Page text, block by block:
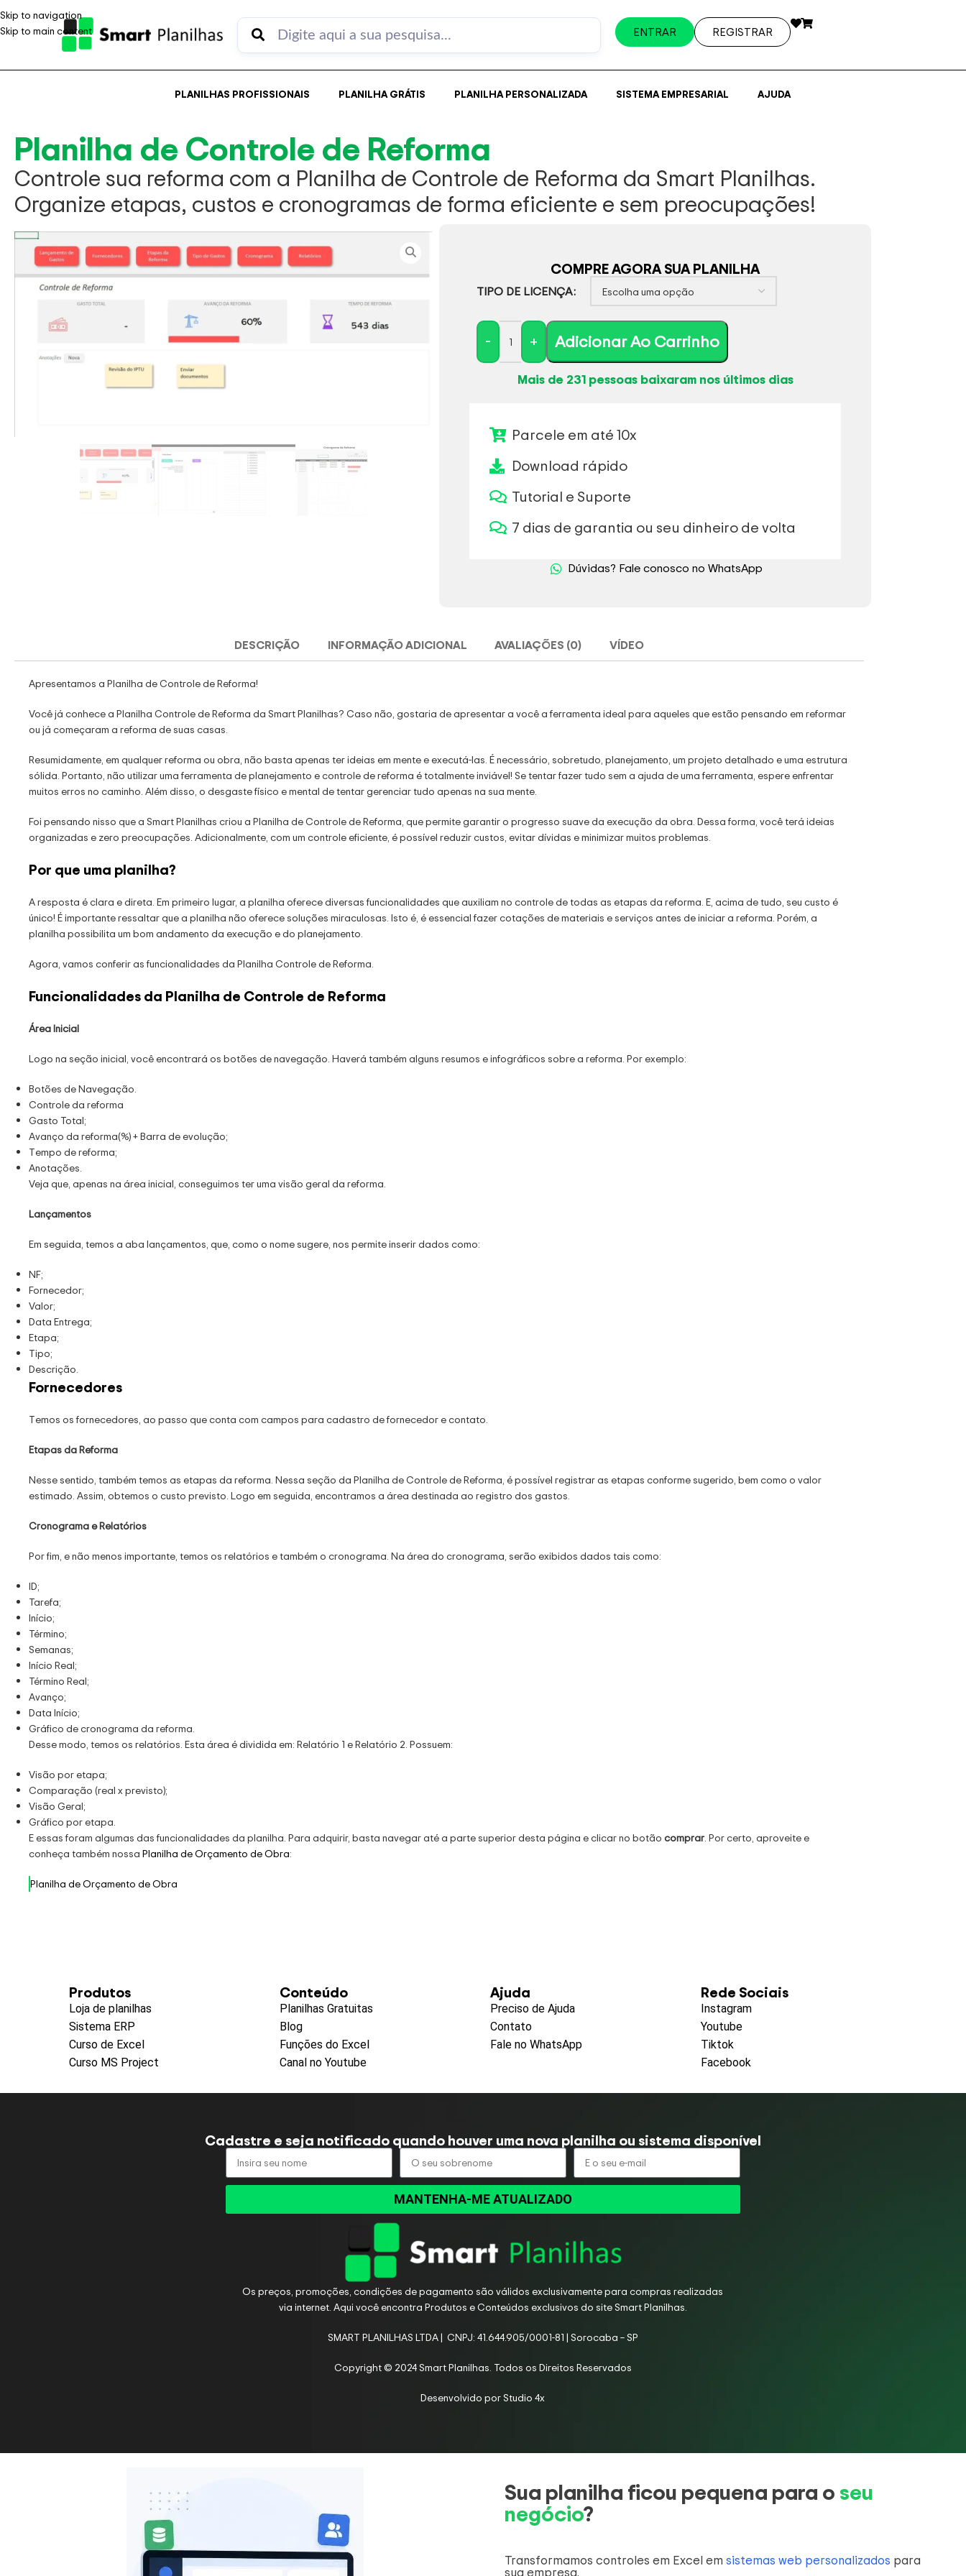
Skip to navigation
Skip to main content
ENTRAR REGISTRAR
PLANILHAS PROFISSIONAIS PLANILHA GRÁTIS PLANILHA PERSONALIZADA SISTEMA EMPRESARIAL AJUDA
Planilha de Controle de Reforma
Controle sua reforma com a Planilha de Controle de Reforma da Smart Planilhas.
Organize etapas, custos e cronogramas de forma eficiente e sem preocupações!
COMPRE AGORA SUA PLANILHA
TIPO DE LICENÇA
- + Adicionar Ao Carrinho
Mais de 231 pessoas baixaram nos últimos dias
Parcele em até 10x
Download rápido
Tutorial e Suporte
7 dias de garantia ou seu dinheiro de volta
Dúvidas? Fale conosco no WhatsApp
DESCRIÇÃO INFORMAÇÃO ADICIONAL AVALIAÇÕES (0) VÍDEO
Apresentamos a Planilha de Controle de Reforma!
Você já conhece a Planilha Controle de Reforma da Smart Planilhas? Caso não, gostaria de apresentar a você a ferramenta ideal para aqueles que estão pensando em reformar
ou já começaram a reforma de suas casas.
Resumidamente, em qualquer reforma ou obra, não basta apenas ter ideias em mente e executá-las. É necessário, sobretudo, planejamento, um projeto detalhado e uma estrutura
sólida. Portanto, não utilizar uma ferramenta de planejamento e controle de reforma é totalmente inviável! Se tentar fazer tudo sem a ajuda de uma ferramenta, espere enfrentar
muitos erros no caminho. Além disso, o desgaste físico e mental de tentar gerenciar tudo apenas na sua mente.
Foi pensando nisso que a Smart Planilhas criou a Planilha de Controle de Reforma, que permite garantir o progresso suave da execução da obra. Dessa forma, você terá ideias
organizadas e zero preocupações. Adicionalmente, com um controle eficiente, é possível reduzir custos, evitar dívidas e minimizar muitos problemas.
Por que uma planilha?
A resposta é clara e direta. Em primeiro lugar, a planilha oferece diversas funcionalidades que auxiliam no controle de todas as etapas da reforma. E, acima de tudo, seu custo é
único! É importante ressaltar que a planilha não oferece soluções miraculosas. Isto é, é essencial fazer cotações de materiais e serviços antes de iniciar a reforma. Porém, a
planilha possibilita um bom andamento da execução e do planejamento.
Agora, vamos conferir as funcionalidades da Planilha Controle de Reforma.
Funcionalidades da Planilha de Controle de Reforma
Área Inicial
Logo na seção inicial, você encontrará os botões de navegação. Haverá também alguns resumos e infográficos sobre a reforma. Por exemplo:
Botões de Navegação.
Controle da reforma
Gasto Total;
Avanço da reforma(%) + Barra de evolução;
Tempo de reforma;
Anotações.
Veja que, apenas na área inicial, conseguimos ter uma visão geral da reforma.
Lançamentos
Em seguida, temos a aba lançamentos, que, como o nome sugere, nos permite inserir dados como:
NF;
Fornecedor;
Valor;
Data Entrega;
Etapa;
Tipo;
Descrição.
Fornecedores
Temos os fornecedores, ao passo que conta com campos para cadastro de fornecedor e contato.
Etapas da Reforma
Nesse sentido, também temos as etapas da reforma. Nessa seção da Planilha de Controle de Reforma, é possível registrar as etapas conforme sugerido, bem como o valor
estimado. Assim, obtemos o custo previsto. Logo em seguida, encontramos a área destinada ao registro dos gastos.
Cronograma e Relatórios
Por fim, e não menos importante, temos os relatórios e também o cronograma. Na área do cronograma, serão exibidos dados tais como:
ID;
Tarefa;
Início;
Término;
Semanas;
Início Real;
Término Real;
Avanço;
Data Início;
Gráfico de cronograma da reforma.
Desse modo, temos os relatórios. Esta área é dividida em: Relatório 1 e Relatório 2. Possuem:
Visão por etapa;
Comparação (real x previsto);
Visão Geral;
Gráfico por etapa.
E essas foram algumas das funcionalidades da planilha. Para adquirir, basta navegar até a parte superior desta página e clicar no botão comprar . Por certo, aproveite e
conheça também nossa Planilha de Orçamento de Obra:
Planilha de Orçamento de Obra
Produtos
Loja de planilhas
Sistema ERP
Curso de Excel
Curso MS Project
Conteúdo
Planilhas Gratuitas
Blog
Funções do Excel
Canal no Youtube
Ajuda
Preciso de Ajuda
Contato
Fale no WhatsApp
Rede Sociais
Instagram
Youtube
Tiktok
Facebook
Cadastre e seja notificado quando houver uma nova planilha ou sistema disponível
MANTENHA-ME ATUALIZADO
Os preços, promoções, condições de pagamento são válidos exclusivamente para compras realizadas
via internet. Aqui você encontra Produtos e Conteúdos exclusivos do site Smart Planilhas.
SMART PLANILHAS LTDA | CNPJ: 41.644.905/0001-81 | Sorocaba – SP
Copyright © 2024 Smart Planilhas. Todos os Direitos Reservados
Desenvolvido porStudio 4x
Sua planilha ficou pequena para oseu
negócio?
Transformamos controles em Excel em sistemas web personalizados para
sua empresa.